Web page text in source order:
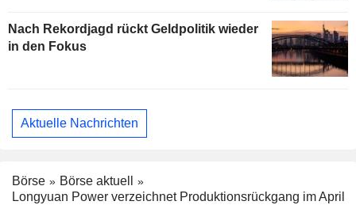
Nach Rekordjagd rückt Geldpolitik wieder
in den Fokus
Aktuelle Nachrichten
Börse
Börse aktuell
Longyuan Power verzeichnet Produktionsrückgang im April